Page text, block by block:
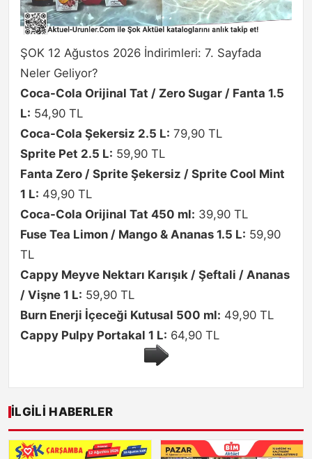
ŞOK 12 Ağustos 2026 İndirimleri: 7. Sayfada
Neler Geliyor?
Coca-Cola Orijinal Tat / Zero Sugar / Fanta 1.5
L: 54,90 TL
Coca-Cola Şekersiz 2.5 L: 79,90 TL
Sprite Pet 2.5 L: 59,90 TL
Fanta Zero / Sprite Şekersiz / Sprite Cool Mint
1 L: 49,90 TL
Coca-Cola Orijinal Tat 450 ml: 39,90 TL
Fuse Tea Limon / Mango & Ananas 1.5 L: 59,90
TL
Cappy Meyve Nektarı Karışık / Şeftali / Ananas
/ Vişne 1 L: 59,90 TL
Burn Enerji İçeceği Kutusal 500 ml: 49,90 TL
Cappy Pulpy Portakal 1 L: 64,90 TL
İLGILI HABERLER